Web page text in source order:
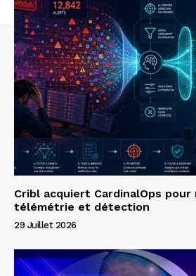
Cribl acquiert CardinalOps pour
télémétrie et détection
29 Juillet 2026